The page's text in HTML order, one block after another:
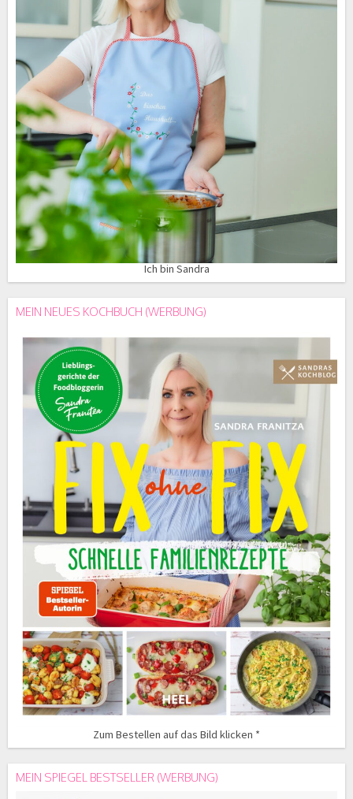
Ich bin Sandra
MEIN NEUES KOCHBUCH (WERBUNG)
Zum Bestellen auf das Bild klicken *
MEIN SPIEGEL BESTSELLER (WERBUNG)